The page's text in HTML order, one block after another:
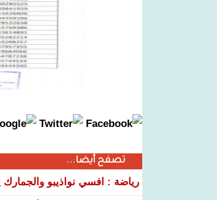
تصفح أيضا...
رياضة : افسي نواذيبو والجمارك